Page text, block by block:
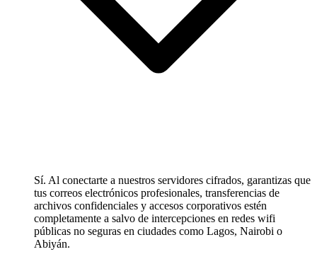
Sí. Al conectarte a nuestros servidores cifrados, garantizas que
tus correos electrónicos profesionales, transferencias de
archivos confidenciales y accesos corporativos estén
completamente a salvo de intercepciones en redes wifi
públicas no seguras en ciudades como Lagos, Nairobi o
Abiyán.